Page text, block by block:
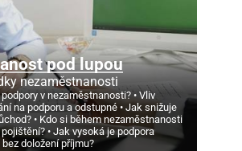
pod lupou
nezaměstnanosti
v nezaměstnanosti?
Vliv
na podporu a odstupné
Jak snižuje
Kdo si během nezaměstnanosti
Jak vysoká je podpora
doložení příjmu?